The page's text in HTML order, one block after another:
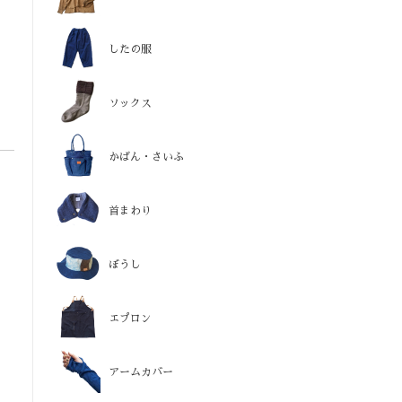
したの服
ソックス
かばん・さいふ
首まわり
ぼうし
エプロン
アームカバー